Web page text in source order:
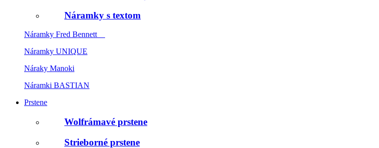
Náramky s textom
Náramky Fred Bennett
Náramky UNIQUE
Náraky Manoki
Náramki BASTIAN
Prstene
Wolfrámavé prstene
Strieborné prstene